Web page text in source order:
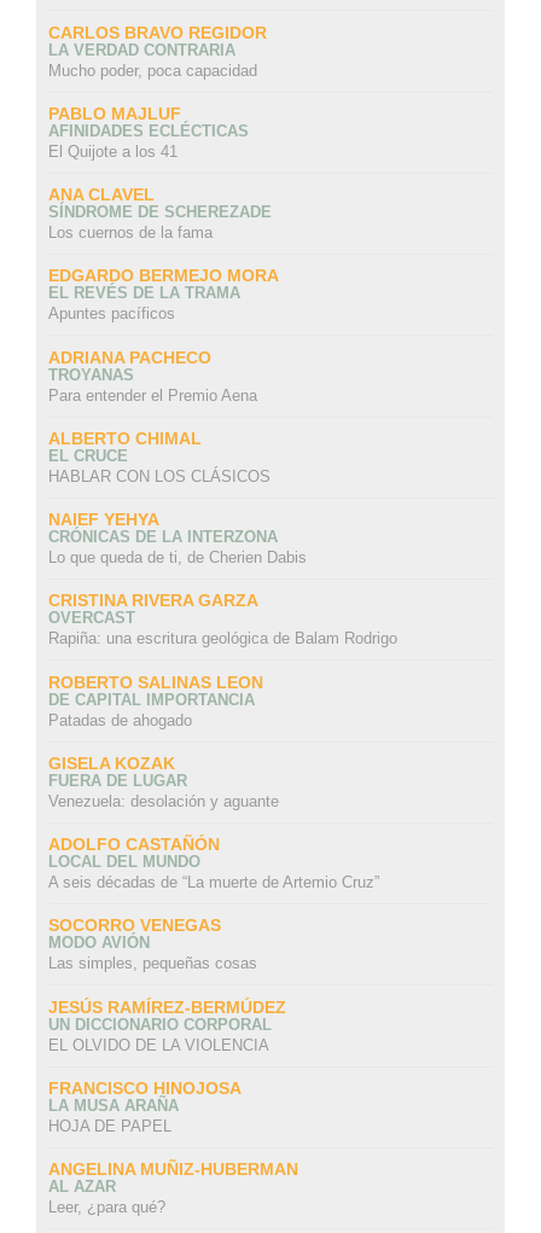
CARLOS BRAVO REGIDOR
LA VERDAD CONTRARIA
Mucho poder, poca capacidad
PABLO MAJLUF
AFINIDADES ECLÉCTICAS
El Quijote a los 41
ANA CLAVEL
SÍNDROME DE SCHEREZADE
Los cuernos de la fama
EDGARDO BERMEJO MORA
EL REVÉS DE LA TRAMA
Apuntes pacíficos
ADRIANA PACHECO
TROYANAS
Para entender el Premio Aena
ALBERTO CHIMAL
EL CRUCE
HABLAR CON LOS CLÁSICOS
NAIEF YEHYA
CRÓNICAS DE LA INTERZONA
Lo que queda de ti, de Cherien Dabis
CRISTINA RIVERA GARZA
OVERCAST
Rapiña: una escritura geológica de Balam Rodrigo
ROBERTO SALINAS LEON
DE CAPITAL IMPORTANCIA
Patadas de ahogado
GISELA KOZAK
FUERA DE LUGAR
Venezuela: desolación y aguante
ADOLFO CASTAÑÓN
LOCAL DEL MUNDO
A seis décadas de “La muerte de Artemio Cruz”
SOCORRO VENEGAS
MODO AVIÓN
Las simples, pequeñas cosas
JESÚS RAMÍREZ-BERMÚDEZ
UN DICCIONARIO CORPORAL
EL OLVIDO DE LA VIOLENCIA
FRANCISCO HINOJOSA
LA MUSA ARAÑA
HOJA DE PAPEL
ANGELINA MUÑIZ-HUBERMAN
AL AZAR
Leer, ¿para qué?